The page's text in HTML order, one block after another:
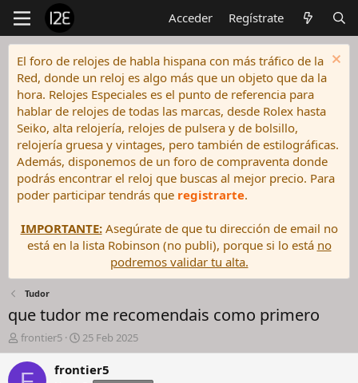
Acceder Regístrate
El foro de relojes de habla hispana con más tráfico de la
Red, donde un reloj es algo más que un objeto que da la
hora. Relojes Especiales es el punto de referencia para
hablar de relojes de todas las marcas, desde Rolex hasta
Seiko, alta relojería, relojes de pulsera y de bolsillo,
relojería gruesa y vintages, pero también de estilográficas.
Además, disponemos de un foro de compraventa donde
podrás encontrar el reloj que buscas al mejor precio. Para
poder participar tendrás que registrarte.
IMPORTANTE:Asegúrate de que tu dirección de email no
está en la lista Robinson (no publi), porque si lo está no
podremos validar tu alta.
Tudor
que tudor me recomendais como primero
I
n
i
c
frontier5
F
e
c
25 Feb 2025
frontier5